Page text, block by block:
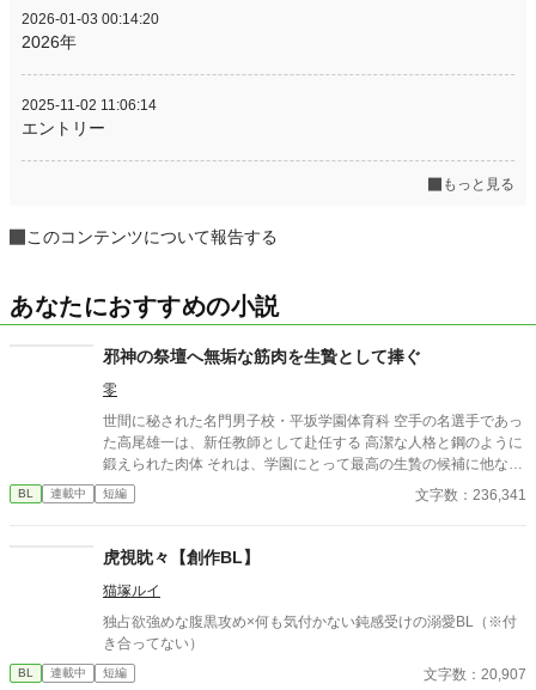
2026-01-03 00:14:20
2026年
2025-11-02 11:06:14
エントリー
もっと見る
このコンテンツについて報告する
あなたにおすすめの小説
邪神の祭壇へ無垢な筋肉を生贄として捧ぐ
零
世間に秘された名門男子校・平坂学園体育科 空手の名選手であっ
た高尾雄一は、新任教師として赴任する 高潔な人格と鋼のように
鍛えられた肉体 それは、学園にとって最高の生贄の候補に他なら
なかった 至高の筋肉を持つ、精神を削られ意志をなくした青年を
太古の神に捧げるため、“水”、“風”、“土”の信奉者達が暗躍する 意
校で繰り広げられるダークファンタジー
BL 連載中 短編 文字数：236,341
虎視眈々【創作BL】
猫塚ルイ
独占欲強めな腹黒攻め×何も気付かない鈍感受けの溺愛BL（※付
き合ってない）
BL 連載中 短編 文字数：20,907